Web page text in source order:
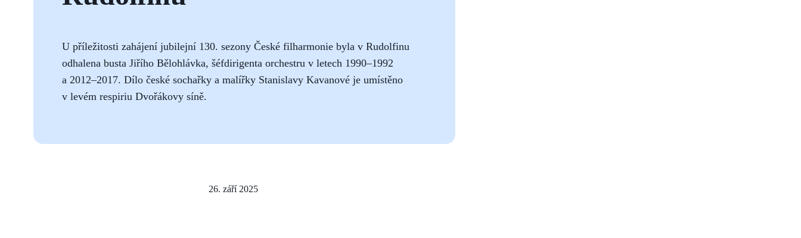
U příležitosti zahájení jubilejní 130. sezony České filharmonie byla v Rudolfinu
odhalena busta Jiřího Bělohlávka, šéfdirigenta orchestru v letech 1990–1992
a 2012–2017. Dílo české sochařky a malířky Stanislavy Kavanové je umístěno
v levém respiriu Dvořákovy síně.
26. září 2025